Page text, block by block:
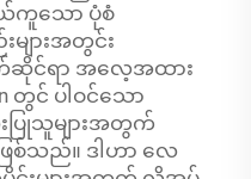
ကူသော ပုံစံ
များအတွင်း
ဆိုင်ရာ အလေ့အထား
တွင် ပါဝင်သော
ြုသူများအတွက်
ြစ်သည်။ ဒါဟာ လေ